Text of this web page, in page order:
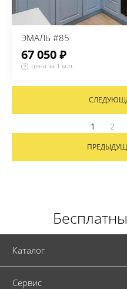
ЭМАЛЬ #85
67 050 ₽
цена за 1 м.п.
1 2
Каталог
Cервис